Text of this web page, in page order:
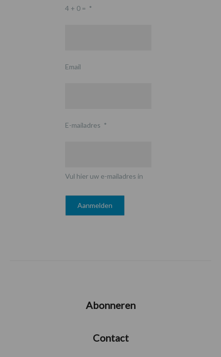
4 + 0 = *
Email
E-mailadres *
Vul hier uw e-mailadres in
Abonneren
Contact